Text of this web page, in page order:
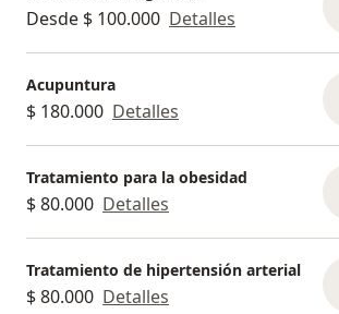
Desde $ 100.000 Detalles
Acupuntura
$ 180.000 Detalles
Tratamiento para la obesidad
$ 80.000 Detalles
Tratamiento de hipertensión arterial
$ 80.000 Detalles